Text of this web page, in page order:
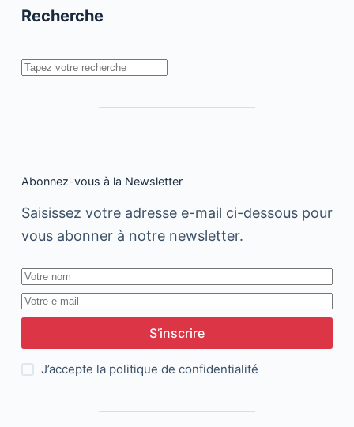
Recherche
Rechercher
Abonnez-vous à la Newsletter
Saisissez votre adresse e-mail ci-dessous pour
vous abonner à notre newsletter.
S’inscrire
J’accepte la politique de confidentialité